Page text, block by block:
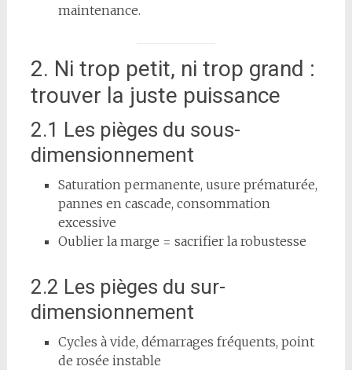
maintenance.
2. Ni trop petit, ni trop grand :
trouver la juste puissance
2.1 Les pièges du sous-
dimensionnement
Saturation permanente, usure prématurée,
pannes en cascade, consommation
excessive
Oublier la marge = sacrifier la robustesse
2.2 Les pièges du sur-
dimensionnement
Cycles à vide, démarrages fréquents, point
de rosée instable